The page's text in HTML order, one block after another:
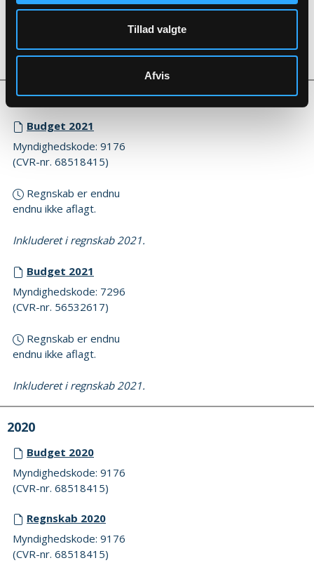
Tillad valgte
Afvis
(CVR-nr. 56532617)
2021
Budget 2021
Myndighedskode: 9176
(CVR-nr. 68518415)
Regnskab er endnu
endnu ikke aflagt.
Inkluderet i regnskab 2021.
Budget 2021
Myndighedskode: 7296
(CVR-nr. 56532617)
Regnskab er endnu
endnu ikke aflagt.
Inkluderet i regnskab 2021.
2020
Budget 2020
Myndighedskode: 9176
(CVR-nr. 68518415)
Regnskab 2020
Myndighedskode: 9176
(CVR-nr. 68518415)